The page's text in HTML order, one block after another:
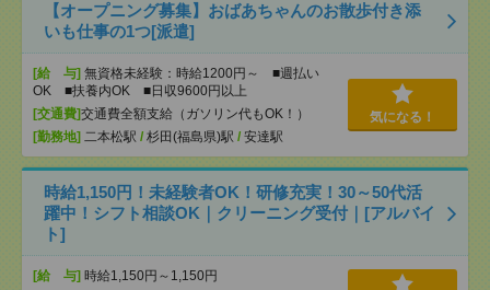
【オープニング募集】おばあちゃんのお散歩付き添
いも仕事の1つ[派遣]
[給 与] 無資格未経験：時給1200円～ ■週払い
OK ■扶養内OK ■日収9600円以上
[交通費]交通費全額支給（ガソリン代もOK！）
[勤務地] 二本松駅 / 杉田(福島県)駅 / 安達駅
気になる！
時給1,150円！未経験者OK！研修充実！30～50代活
躍中！シフト相談OK｜クリーニング受付｜[アルバイ
ト]
[給 与] 時給1,150円～1,150円